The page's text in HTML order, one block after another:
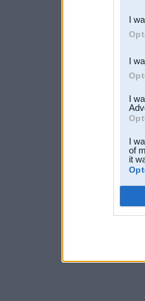
third
I
I
I
I
of
it